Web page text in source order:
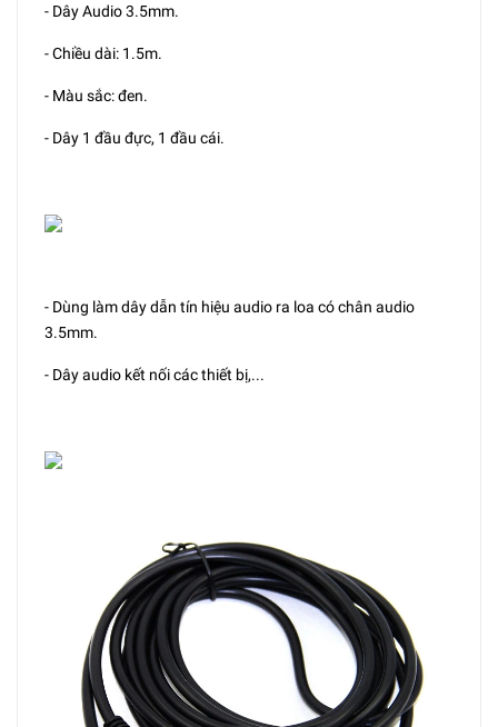
- Dây Audio 3.5mm.
- Chiều dài: 1.5m.
- Màu sắc: đen.
- Dây 1 đầu đực, 1 đầu cái.
- Dùng làm dây dẫn tín hiệu audio ra loa có chân audio
3.5mm.
- Dây audio kết nối các thiết bị,...